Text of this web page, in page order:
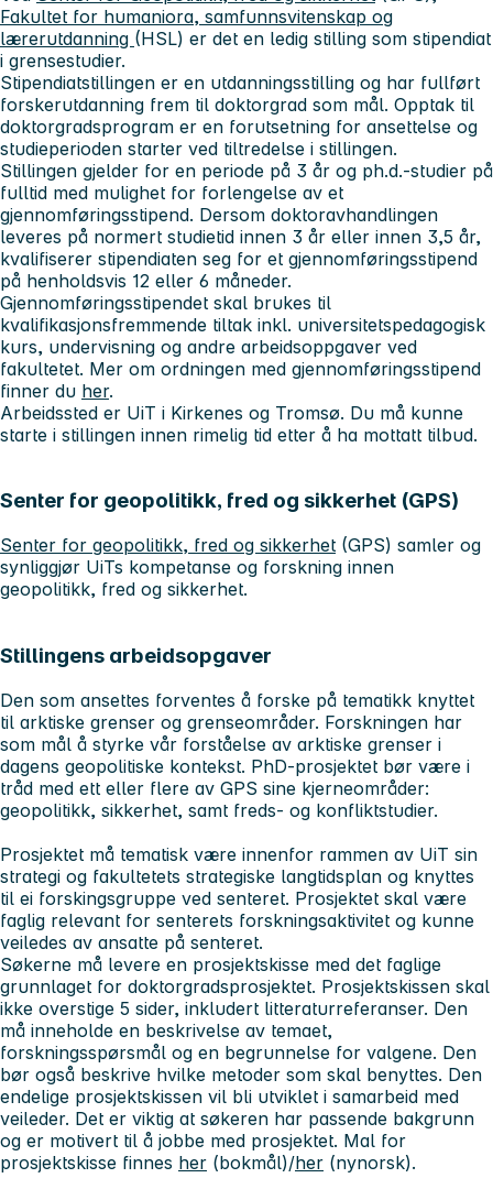
Fakultet for humaniora, samfunnsvitenskap og
lærerutdanning (HSL) er det en ledig stilling som stipendiat
i grensestudier.
Stipendiatstillingen er en utdanningsstilling og har fullført
forskerutdanning frem til doktorgrad som mål. Opptak til
doktorgradsprogram er en forutsetning for ansettelse og
studieperioden starter ved tiltredelse i stillingen.
Stillingen gjelder for en periode på 3 år og ph.d.-studier på
fulltid med mulighet for forlengelse av et
gjennomføringsstipend. Dersom doktoravhandlingen
leveres på normert studietid innen 3 år eller innen 3,5 år,
kvalifiserer stipendiaten seg for et gjennomføringsstipend
på henholdsvis 12 eller 6 måneder.
Gjennomføringsstipendet skal brukes til
kvalifikasjonsfremmende tiltak inkl. universitetspedagogisk
kurs, undervisning og andre arbeidsoppgaver ved
fakultetet. Mer om ordningen med gjennomføringsstipend
finner du her.
Arbeidssted er UiT i Kirkenes og Tromsø. Du må kunne
starte i stillingen innen rimelig tid etter å ha mottatt tilbud.
Senter for geopolitikk, fred og sikkerhet (GPS)
Senter for geopolitikk, fred og sikkerhet (GPS) samler og
synliggjør UiTs kompetanse og forskning innen
geopolitikk, fred og sikkerhet.
Stillingens arbeidsopgaver
Den som ansettes forventes å forske på tematikk knyttet
til arktiske grenser og grenseområder. Forskningen har
som mål å styrke vår forståelse av arktiske grenser i
dagens geopolitiske kontekst. PhD-prosjektet bør være i
tråd med ett eller flere av GPS sine kjerneområder:
geopolitikk, sikkerhet, samt freds- og konfliktstudier.
Prosjektet må tematisk være innenfor rammen av UiT sin
strategi og fakultetets strategiske langtidsplan og knyttes
til ei forskingsgruppe ved senteret. Prosjektet skal være
faglig relevant for senterets forskningsaktivitet og kunne
veiledes av ansatte på senteret.
Søkerne må levere en prosjektskisse med det faglige
grunnlaget for doktorgradsprosjektet. Prosjektskissen skal
ikke overstige 5 sider, inkludert litteraturreferanser. Den
må inneholde en beskrivelse av temaet,
forskningsspørsmål og en begrunnelse for valgene. Den
bør også beskrive hvilke metoder som skal benyttes. Den
endelige prosjektskissen vil bli utviklet i samarbeid med
veileder. Det er viktig at søkeren har passende bakgrunn
og er motivert til å jobbe med prosjektet. Mal for
prosjektskisse finnes her (bokmål)/her (nynorsk).